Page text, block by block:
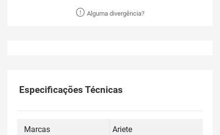
Alguma divergência?
Especificações Técnicas
Marcas Ariete